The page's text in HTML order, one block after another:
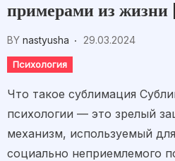
примерами из жизни
BY nastyusha 29.03.2024
Психология
Что такое сублимация
психологии — это зрелый
механизм, используемый
социально неприемлемого